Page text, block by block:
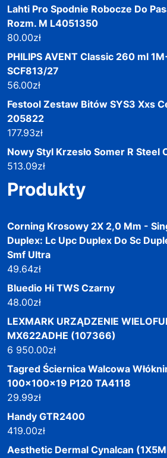
Lahti Pro Spodnie Robocze Do
Rozm. M L4051350
80.00zł
PHILIPS AVENT Classic 260 ml
SCF813/27
56.00zł
Festool Zestaw Bitów SYS3 Xxs
205822
177.93zł
Nowy Styl Krzesło Somer R Steel
513.09zł
Produkty
Corning Krosowy 2X 2,0 Mm -
Duplex: Lc Upc Duplex Do Sc
Smf Ultra
49.64zł
Bluedio Hi TWS Czarny
48.00zł
LEXMARK URZĄDZENIE
MX622ADHE (107366)
6 950.00zł
Tagred Ściernica Walcowa
100x100x19 P120 TA4118
29.99zł
Handy GTR2400
419.00zł
Aesthetic Dermal Cynalcan